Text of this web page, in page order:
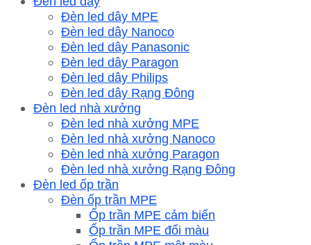
Đèn led dây MPE
Đèn led dây Nanoco
Đèn led dây Panasonic
Đèn led dây Paragon
Đèn led dây Philips
Đèn led dây Rạng Đông
Đèn led nhà xưởng
Đèn led nhà xưởng MPE
Đèn led nhà xưởng Nanoco
Đèn led nhà xưởng Paragon
Đèn led nhà xưởng Rạng Đông
Đèn led ốp trần
Đèn ốp trần MPE
Ốp trần MPE cảm biến
Ốp trần MPE đổi màu